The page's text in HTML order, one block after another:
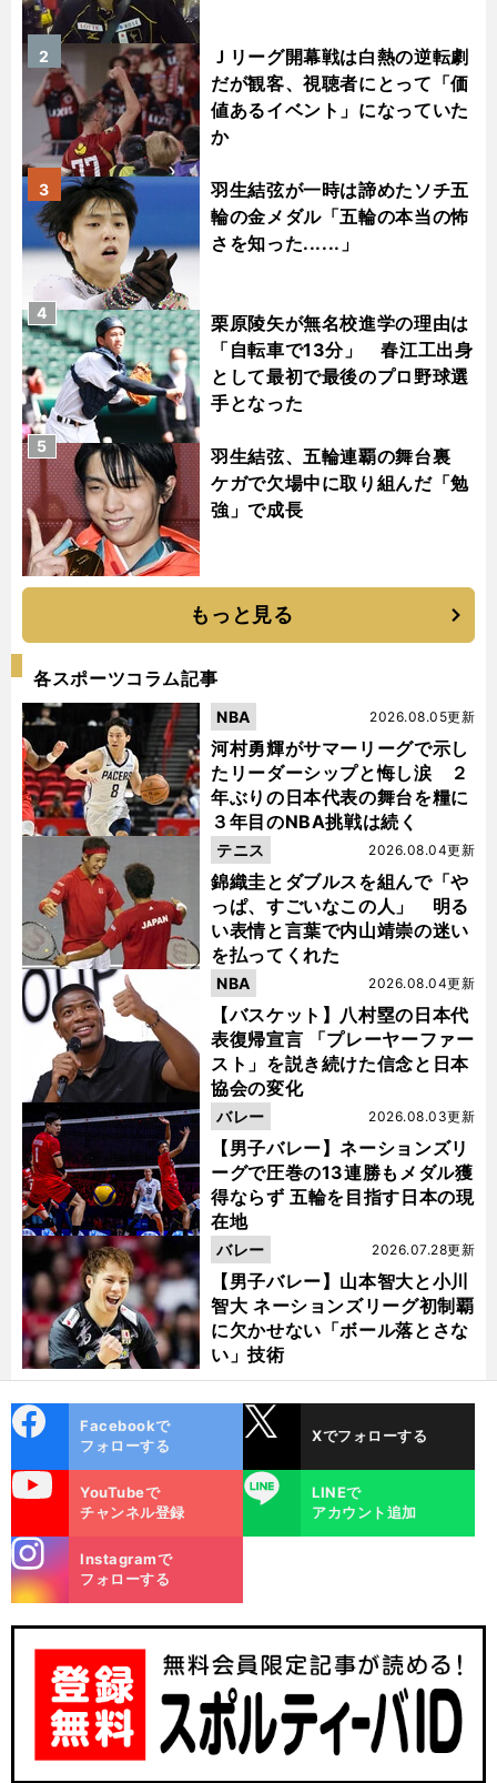
Ｊリーグ開幕戦は白熱の逆転劇
だが観客、視聴者にとって「価
値あるイベント」になっていた
か
2
羽生結弦が一時は諦めたソチ五
輪の金メダル「五輪の本当の怖
さを知った......」
3
栗原陵矢が無名校進学の理由は
「自転車で13分」 春江工出身
として最初で最後のプロ野球選
手となった
4
羽生結弦、五輪連覇の舞台裏
ケガで欠場中に取り組んだ「勉
強」で成長
5
もっと見る
各スポーツコラム記事
河村勇輝がサマーリーグで示し
たリーダーシップと悔し涙 ２
年ぶりの日本代表の舞台を糧に
３年目のNBA挑戦は続く
2026.08.05更新
NBA
錦織圭とダブルスを組んで「や
っぱ、すごいなこの人」 明る
い表情と言葉で内山靖崇の迷い
を払ってくれた
2026.08.04更新
テニス
【バスケット】八村塁の日本代
表復帰宣言 「プレーヤーファー
スト」を説き続けた信念と日本
協会の変化
2026.08.04更新
NBA
【男子バレー】ネーションズリ
ーグで圧巻の13連勝もメダル獲
得ならず 五輪を目指す日本の現
在地
2026.08.03更新
バレー
【男子バレー】山本智大と小川
智大 ネーションズリーグ初制覇
に欠かせない「ボール落とさな
い」技術
2026.07.28更新
バレー
ok
Facebookで
フォローする
Xでフォローする
YouTubeで
チャンネル登録
LINE
LINEで
アカウント追加
m
Instagramで
フォローする